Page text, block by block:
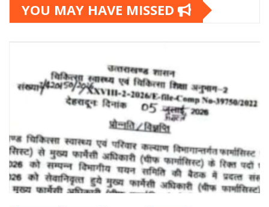
YOU MAY HAVE MISSED